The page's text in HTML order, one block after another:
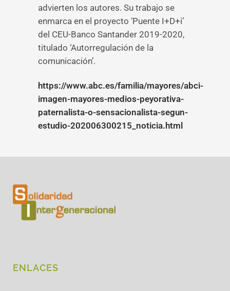
advierten los autores. Su trabajo se
enmarca en el proyecto ‘Puente I+D+i’
del CEU-Banco Santander 2019-2020,
titulado ‘Autorregulación de la
comunicación’.
https://www.abc.es/familia/mayores/abci-
imagen-mayores-medios-peyorativa-
paternalista-o-sensacionalista-segun-
estudio-202006300215_noticia.html
ENLACES